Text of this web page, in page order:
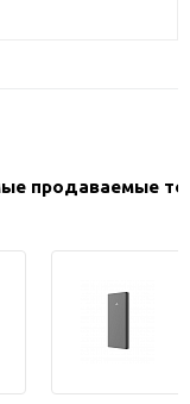
продаваемые